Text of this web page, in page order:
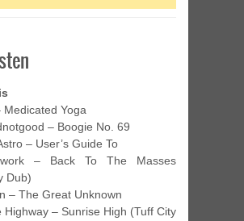
Medicated Yoga
– Boogie No. 69
– User’s Guide To
– Back To The Masses
Dub)
– The Great Unknown
Highway – Sunrise High (Tuff City